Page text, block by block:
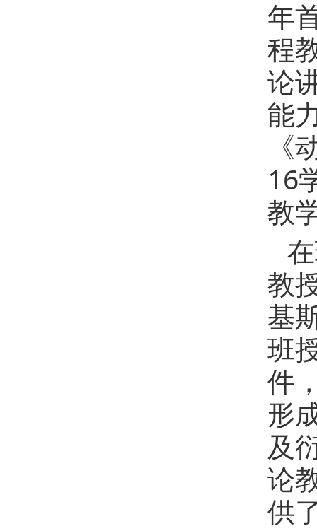
年
程
论
能
16
教
教
基
班
件
形
及
论
供